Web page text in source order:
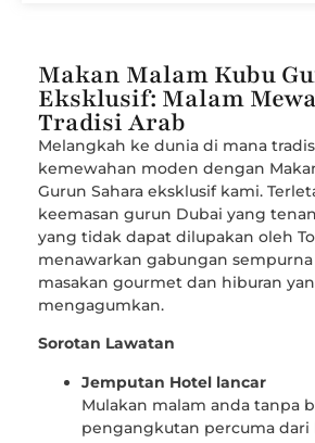
Makan Malam Kubu
Eksklusif: Malam
Tradisi Arab
Melangkah ke dunia di mana
kemewahan moden dengan
Gurun Sahara eksklusif kami.
keemasan gurun Dubai yang
yang tidak dapat dilupakan oleh
menawarkan gabungan sempurna
masakan gourmet dan hiburan
mengagumkan.
Sorotan Lawatan
Jemputan Hotel lancar
Mulakan malam anda tanpa
pengangkutan percuma dari